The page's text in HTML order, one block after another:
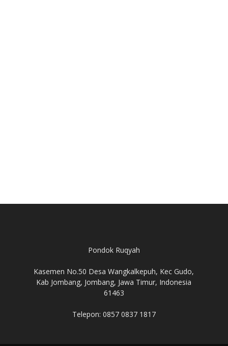
Pondok Ruqyah
Kasemen No.50 Desa Wangkalkepuh, Kec Gudo,
Kab Jombang, Jombang, Jawa Timur, Indonesia
61463
Telepon: 0857 0837 1817